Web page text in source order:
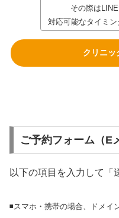
その際は
対応可能なタイミン
クリニッ
ご予約フォーム（E
以下の項目を入力して「
◾️スマホ・携帯の場合、ドメイ